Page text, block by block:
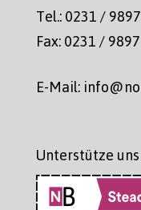
Tel.: 0231 /
Fax: 0231 /
E-Mail:
Unterstütze